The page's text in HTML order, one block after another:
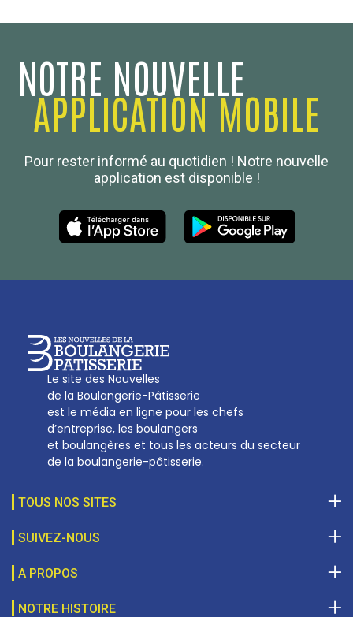
NOTRE NOUVELLE
APPLICATION MOBILE
Pour rester informé au quotidien ! Notre nouvelle
application est disponible !
Le site des Nouvelles
de la Boulangerie-Pâtisserie
est le média en ligne pour les chefs
d’entreprise, les boulangers
et boulangères et tous les acteurs du secteur
de la boulangerie-pâtisserie.
TOUS NOS SITES
Boulanger de France
SUIVEZ-NOUS
A PROPOS
Les Nouvelles de la Boulangerie-Pâtisserie Française
27, av d’Eylau - 75782 Paris Cédex 16
01 53 70 16 25
NOTRE HISTOIRE